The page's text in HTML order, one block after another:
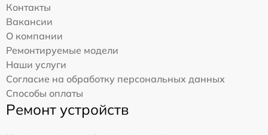
Контакты
Вакансии
О компании
Ремонтируемые модели
Наши услуги
Согласие на обработку персональных данных
Способы оплаты
Ремонт устройств